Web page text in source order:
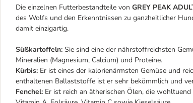
Die einzelnen Futterbestandteile von GREY PEAK
des Wolfs und den Erkenntnissen zu ganzheitlicher
damit einzigartig.
Süßkartoffeln: Sie sind eine der nährstoffreichsten
Mineralien (Magnesium, Calcium) und Proteine.
Kürbis: Er ist eines der kalorienärmsten Gemüse und
enthaltenen Ballaststoffe ist er sehr bekömmlich und
Fenchel: Er ist reich an ätherischen Ölen, die